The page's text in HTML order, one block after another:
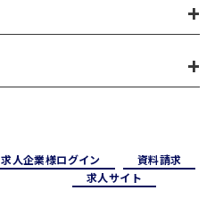
求⼈企業様ログイン
資料請求
求⼈サイト